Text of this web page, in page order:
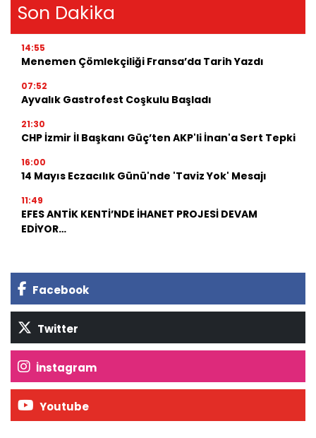
Son Dakika
14:55
Menemen Çömlekçiliği Fransa’da Tarih Yazdı
07:52
Ayvalık Gastrofest Coşkulu Başladı
21:30
CHP İzmir İl Başkanı Güç’ten AKP'li İnan'a Sert Tepki
16:00
14 Mayıs Eczacılık Günü'nde 'Taviz Yok' Mesajı
11:49
EFES ANTİK KENTİ’NDE İHANET PROJESİ DEVAM
EDİYOR…
Facebook
Twitter
İnstagram
Youtube